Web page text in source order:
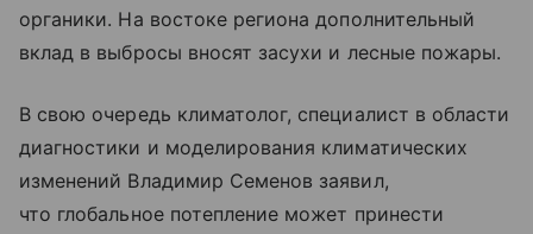
органики. На востоке региона дополнительный
вклад в выбросы вносят засухи и лесные пожары.
В свою очередь климатолог, специалист в области
диагностики и моделирования климатических
изменений Владимир Семенов заявил,
что глобальное потепление может принести